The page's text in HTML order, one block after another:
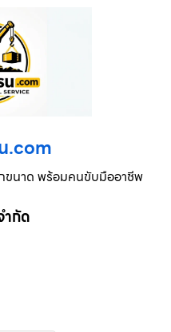
น.com
กขนาด พร้อมคนขับมืออาชีพ
ำกัด